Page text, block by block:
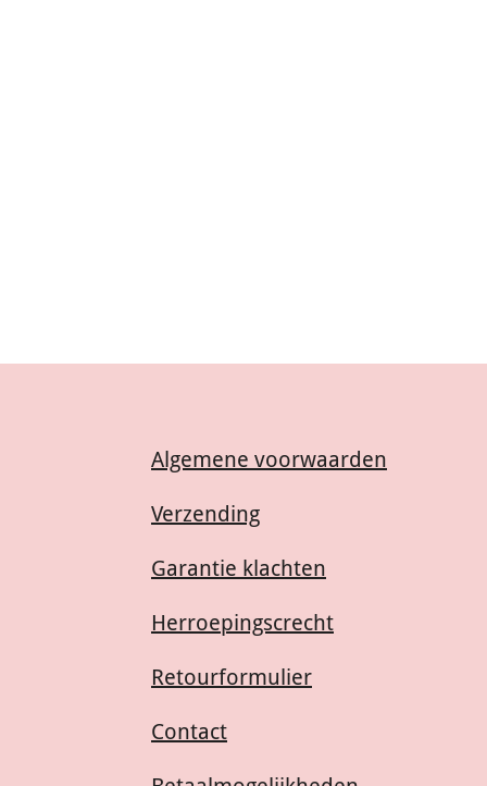
Algemene voorwaarden
Verzending
Garantie klachten
Herroepingscrecht
Retourformulier
Contact